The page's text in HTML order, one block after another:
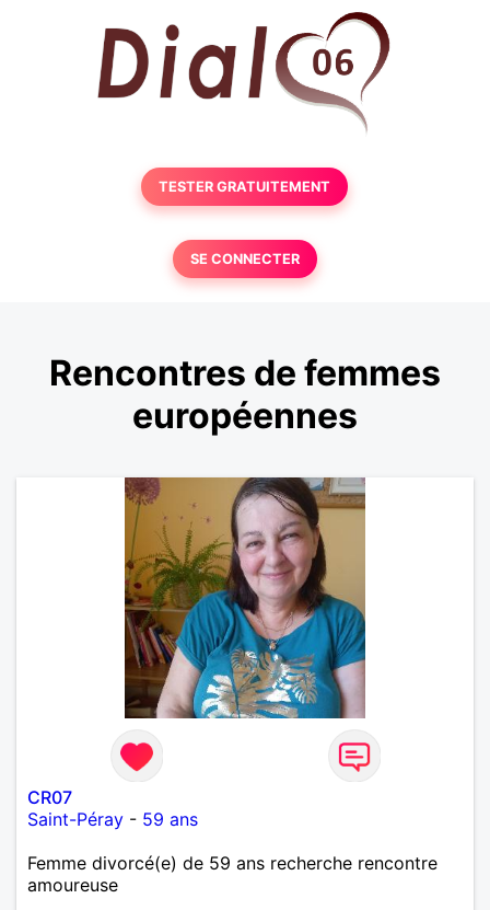
TESTER GRATUITEMENT
SE CONNECTER
Rencontres de femmes
européennes
CR07
Saint-Péray - 59 ans
Femme divorcé(e) de 59 ans recherche rencontre
amoureuse